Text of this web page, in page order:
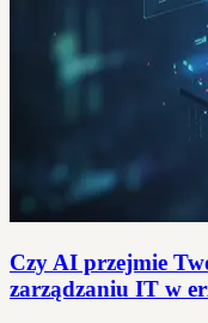
Czy AI przejmie
zarządzaniu IT w